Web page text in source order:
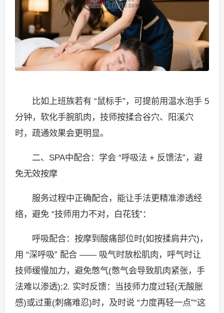
比如上班族若有 “鼠标手”，可提前用温水泡手 5
分钟，软化手腕肌肉，技师按揉合谷穴、阳溪穴
时，疏通效果会更明显。
二、SPA中配合：学会 “呼吸法 + 反馈法”，避
免无效按摩
服务过程中正确配合，能让手法更精准渗透经
络，避免 “技师用力不对，白花钱”：
呼吸配合：按摩到酸痛部位时(如按揉肩井穴)，
用 “深呼吸” 配合 —— 吸气时放松肌肉，呼气时让
技师缓慢加力，避免憋气(憋气会导致肌肉紧张，手
法难以渗透);2. 实时反馈：当技师力度过轻(无酸胀
感)或过重(刺痛难忍)时，及时说 “力度再轻一点”“这